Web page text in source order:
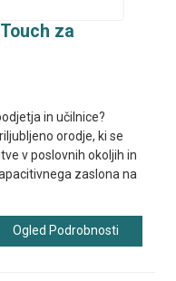
za
in učilnice?
orodje, ki se
v poslovnih okoljih in
zaslona na
Ogled Podrobnosti